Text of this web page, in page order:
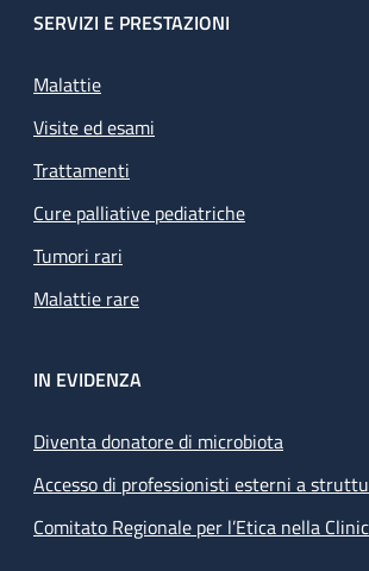
SERVIZI E PRESTAZIONI
Malattie
Visite ed esami
Trattamenti
Cure palliative pediatriche
Tumori rari
Malattie rare
IN EVIDENZA
Diventa donatore di microbiota
Accesso di professionisti esterni a
Comitato Regionale per l’Etica nella